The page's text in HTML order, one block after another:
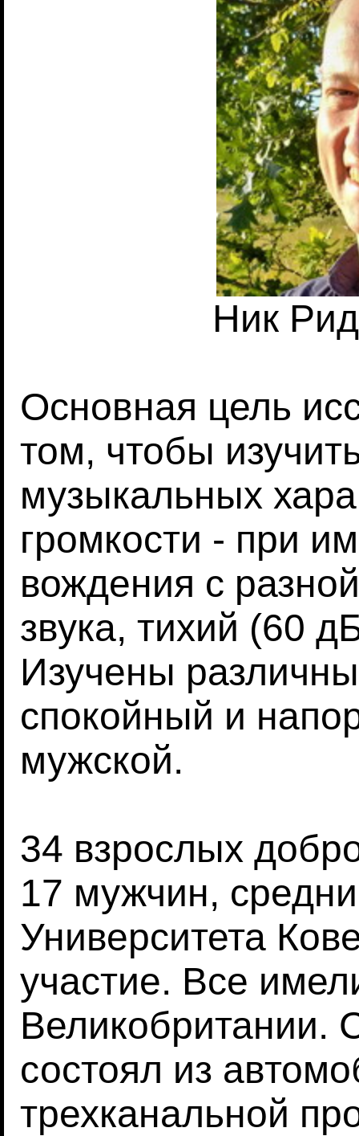
Ник
Основная цель
том, чтобы
музыкальных
громкости - при
вождения с
звука, тихий (60
Изучены
спокойный и
мужской.
34 взрослых
17 мужчин,
Университета
участие. Все
Великобритании.
состоял из
трехканальной